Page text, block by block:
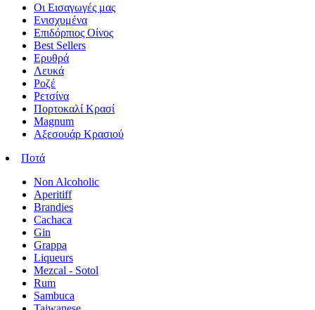
Οι Εισαγωγές μας
Ενισχυμένα
Επιδόρπιος Οίνος
Best Sellers
Ερυθρά
Λευκά
Ροζέ
Ρετσίνα
Πορτοκαλί Κρασί
Magnum
Αξεσουάρ Κρασιού
Ποτά
Non Alcoholic
Aperitiff
Brandies
Cachaca
Gin
Grappa
Liqueurs
Mezcal - Sotol
Rum
Sambuca